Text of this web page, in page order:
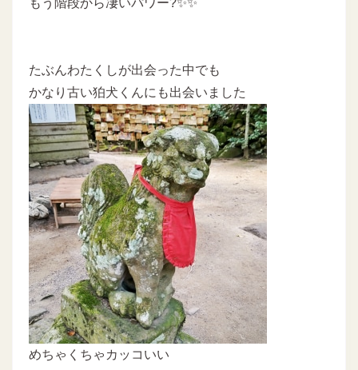
たぶんわたくしが出会った中でも
かなり古い狛犬くんにも出会いました
めちゃくちゃカッコいい